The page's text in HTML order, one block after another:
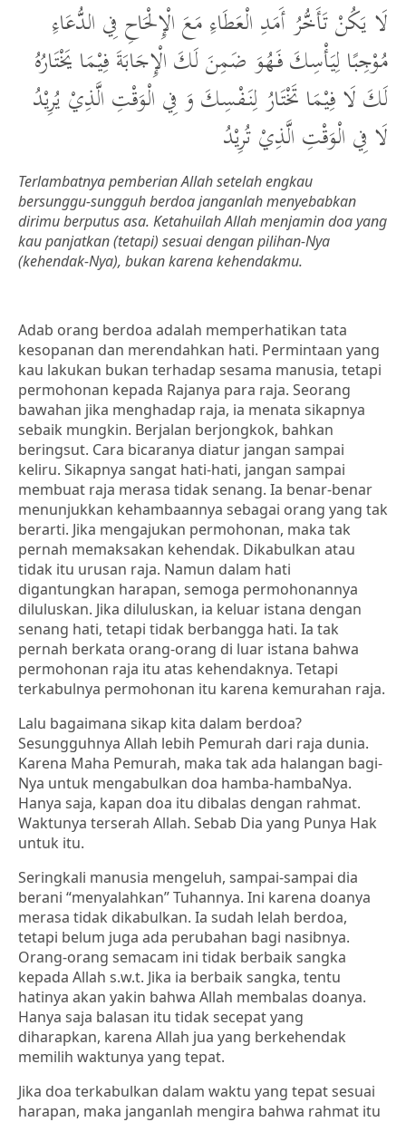
لَا يَكُنْ تَأَخُّرُ أَمَدِ الْعَطَاءِ مَعَ الْإِلْحَاحِ فِي الدُّعَاءِ
مُوْجِبًا لِيَأْسِكَ فَهُوَ ضَمِنَ لَكَ الْإِجَابَةَ فِيْمَا يَخْتَارُهُ
لَكَ لَا فِيْمَا تَخْتَارُ لِنَفْسِكَ وَ فِي الْوَقْتِ الَّذِيْ يُرِيْدُ
لَا فِي الْوَقْتِ الَّذِيْ تُرِيْدُ
Terlambatnya pemberian Allah setelah engkau
bersunggu-sungguh berdoa janganlah menyebabkan
dirimu berputus asa. Ketahuilah Allah menjamin doa yang
kau panjatkan (tetapi) sesuai dengan pilihan-Nya
(kehendak-Nya), bukan karena kehendakmu.
Adab orang berdoa adalah memperhatikan tata
kesopanan dan merendahkan hati. Permintaan yang
kau lakukan bukan terhadap sesama manusia, tetapi
permohonan kepada Rajanya para raja. Seorang
bawahan jika menghadap raja, ia menata sikapnya
sebaik mungkin. Berjalan berjongkok, bahkan
beringsut. Cara bicaranya diatur jangan sampai
keliru. Sikapnya sangat hati-hati, jangan sampai
membuat raja merasa tidak senang. Ia benar-benar
menunjukkan kehambaannya sebagai orang yang tak
berarti. Jika mengajukan permohonan, maka tak
pernah memaksakan kehendak. Dikabulkan atau
tidak itu urusan raja. Namun dalam hati
digantungkan harapan, semoga permohonannya
diluluskan. Jika diluluskan, ia keluar istana dengan
senang hati, tetapi tidak berbangga hati. Ia tak
pernah berkata orang-orang di luar istana bahwa
permohonan raja itu atas kehendaknya. Tetapi
terkabulnya permohonan itu karena kemurahan raja.
Lalu bagaimana sikap kita dalam berdoa?
Sesungguhnya Allah lebih Pemurah dari raja dunia.
Karena Maha Pemurah, maka tak ada halangan bagi-
Nya untuk mengabulkan doa hamba-hambaNya.
Hanya saja, kapan doa itu dibalas dengan rahmat.
Waktunya terserah Allah. Sebab Dia yang Punya Hak
untuk itu.
Seringkali manusia mengeluh, sampai-sampai dia
berani “menyalahkan” Tuhannya. Ini karena doanya
merasa tidak dikabulkan. Ia sudah lelah berdoa,
tetapi belum juga ada perubahan bagi nasibnya.
Orang-orang semacam ini tidak berbaik sangka
kepada Allah s.w.t. Jika ia berbaik sangka, tentu
hatinya akan yakin bahwa Allah membalas doanya.
Hanya saja balasan itu tidak secepat yang
diharapkan, karena Allah jua yang berkehendak
memilih waktunya yang tepat.
Jika doa terkabulkan dalam waktu yang tepat sesuai
harapan, maka janganlah mengira bahwa rahmat itu